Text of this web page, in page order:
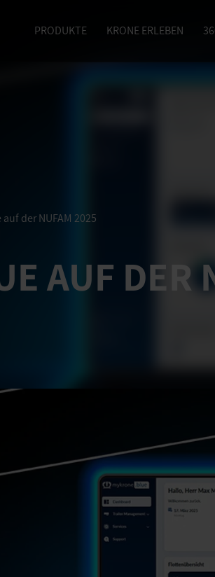
PRODUKTE KRONE ERLEBEN
der NUFAM 2025
AUF DER